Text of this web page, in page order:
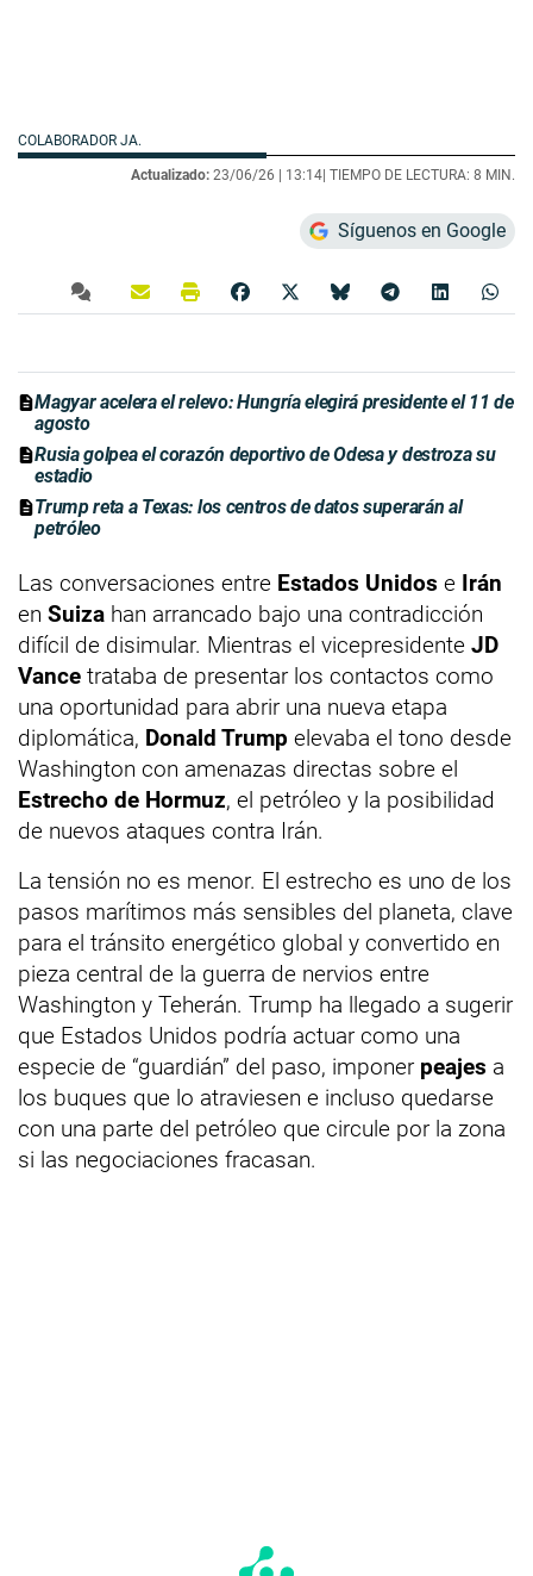
COLABORADOR JA.
Actualizado: 23/06/26 | 13:14 | TIEMPO DE LECTURA: 8 MIN.
Síguenos en Google
Magyar acelera el relevo: Hungría elegirá presidente el 11 de
agosto
Rusia golpea el corazón deportivo de Odesa y destroza su
estadio
Trump reta a Texas: los centros de datos superarán al
petróleo
Las conversaciones entre Estados Unidos e Irán
en Suiza han arrancado bajo una contradicción
difícil de disimular. Mientras el vicepresidente JD
Vance trataba de presentar los contactos como
una oportunidad para abrir una nueva etapa
diplomática, Donald Trump elevaba el tono desde
Washington con amenazas directas sobre el
Estrecho de Hormuz, el petróleo y la posibilidad
de nuevos ataques contra Irán.
La tensión no es menor. El estrecho es uno de los
pasos marítimos más sensibles del planeta, clave
para el tránsito energético global y convertido en
pieza central de la guerra de nervios entre
Washington y Teherán. Trump ha llegado a sugerir
que Estados Unidos podría actuar como una
especie de “guardián” del paso, imponer peajes a
los buques que lo atraviesen e incluso quedarse
con una parte del petróleo que circule por la zona
si las negociaciones fracasan.